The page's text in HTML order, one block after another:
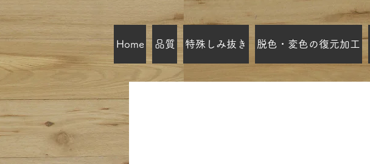
Home 品質 特殊しみ抜き 脱色・変色の復元加工